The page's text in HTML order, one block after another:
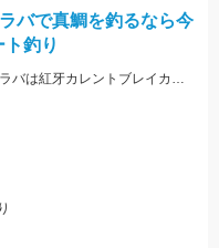
で真鯛を釣るなら今
釣り
釣果速報です！真鯛釣れてます!!ヒットタイラバは紅牙カレントブレイカー「ギャルピンク」